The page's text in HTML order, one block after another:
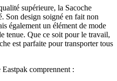
supérieure, la Sacoche
Son design soigné en fait non
également un élément de mode
tenue. Que ce soit pour le travail,
est parfaite pour transporter tous
comprennent :